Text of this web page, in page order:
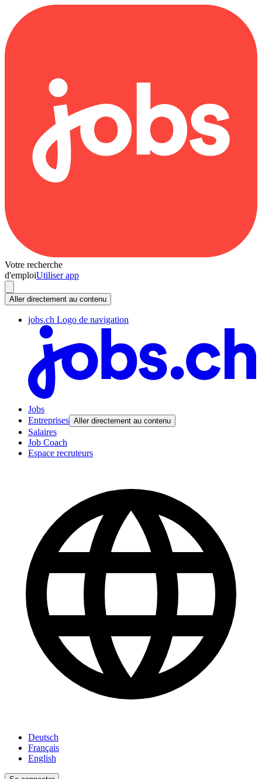
Votre recherche
d'emploiUtiliser app
Aller directement au contenu
jobs.ch Logo de navigation
Jobs
Entreprises Aller directement au contenu
Salaires
Job Coach
Espace recruteurs
Deutsch
Français
English